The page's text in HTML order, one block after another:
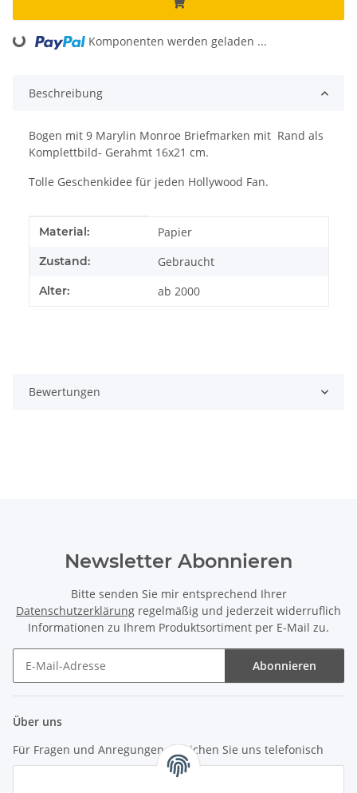
Loading... Komponenten werden geladen ...
Beschreibung
Bogen mit 9 Marylin Monroe Briefmarken mit Rand als
Komplettbild- Gerahmt 16x21 cm.
Tolle Geschenkidee für jeden Hollywood Fan.
Produkteigenschaft
Wert
Material: Papier
Zustand: Gebraucht
Alter: ab 2000
Bewertungen
Newsletter Abonnieren
Bitte senden Sie mir entsprechend Ihrer
Datenschutzerklärung regelmäßig und jederzeit widerruflich
Informationen zu Ihrem Produktsortiment per E-Mail zu.
Abonnieren
Über uns
Für Fragen und Anregungen erreichen Sie uns telefonisch